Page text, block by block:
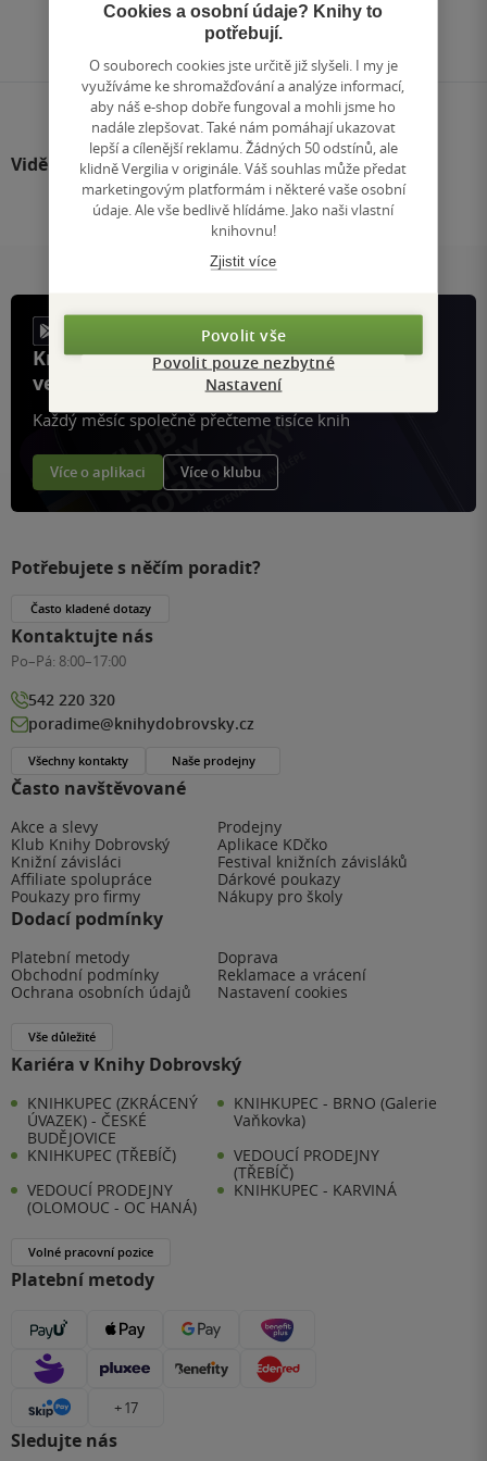
na
stránku
Viděli jste
Knihy, recenze a klubové výhody
ve vaší kapse a naší appce KDčko
Každý měsíc společně přečteme tisíce knih
Více o aplikaci Více o klubu
Často navštěvované
Akce a slevy
Prodejny
Klub Knihy Dobrovský
Aplikace KDčko
Knižní závisláci
Festival knižních závisláků
Affiliate spolupráce
Dárkové poukazy
Poukazy pro firmy
Nákupy pro školy
Dodací podmínky
Platební metody
Doprava
Obchodní podmínky
Reklamace a vrácení
Ochrana osobních údajů
Nastavení cookies
Vše důležité
Kariéra v Knihy Dobrovský
KNIHKUPEC (ZKRÁCENÝ
ÚVAZEK) - ČESKÉ
BUDĚJOVICE
KNIHKUPEC - BRNO (Galerie
Vaňkovka)
KNIHKUPEC (TŘEBÍČ)
VEDOUCÍ PRODEJNY
(TŘEBÍČ)
VEDOUCÍ PRODEJNY
(OLOMOUC - OC HANÁ)
KNIHKUPEC - KARVINÁ
Volné pracovní pozice
Platební metody
+ 17
Sledujte nás
Potřebujete s něčím poradit?
Často kladené dotazy
Kontaktujte nás
Po–Pá: 8:00–17:00
542 220 320
poradime@knihydobrovsky.cz
Všechny kontakty Naše prodejny
Cookies a osobní údaje? Knihy to
potřebují.
O souborech cookies jste určitě již slyšeli. I my je
využíváme ke shromažďování a analýze informací,
aby náš e-shop dobře fungoval a mohli jsme ho
nadále zlepšovat. Také nám pomáhají ukazovat
lepší a cílenější reklamu. Žádných 50 odstínů, ale
klidně Vergilia v originále. Váš souhlas může předat
marketingovým platformám i některé vaše osobní
údaje. Ale vše bedlivě hlídáme. Jako naši vlastní
knihovnu!
Zjistit více
Povolit vše
Povolit pouze nezbytné
Nastavení